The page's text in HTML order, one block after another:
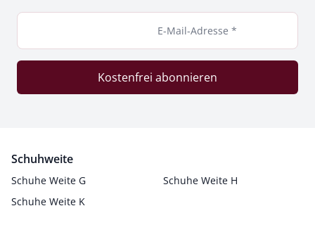
E-Mail-Adresse *
Kostenfrei abonnieren
Schuhweite
Schuhe Weite G
Schuhe Weite H
Schuhe Weite K